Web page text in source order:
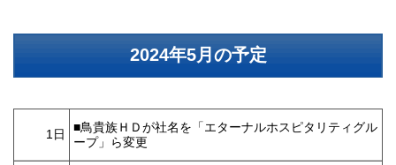
2024年5月の予定
1日
■鳥貴族ＨＤが社名を「エターナルホスピタリティグル
ープ」ら変更